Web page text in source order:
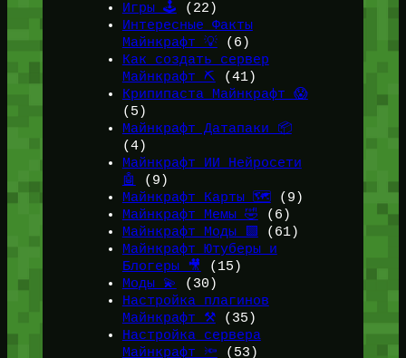
Игры 🕹️ (22)
Интересные Факты
Майнкрафт 💡(6)
Как создать сервер
Майнкрафт ⛏️ (41)
Крипипаста Майнкрафт 😱
(5)
Майнкрафт Датапаки 📦
(4)
Майнкрафт ИИ Нейросети
🤖
(9)
Майнкрафт Карты 🗺️ (9)
Майнкрафт Мемы 🤣 (6)
Майнкрафт Моды 🟩
(61)
Майнкрафт Ютуберы и
Блогеры 🎥
(15)
Моды 💫
(30)
Настройка плагинов
Майнкрафт ⚒️(35)
Настройка сервера
Майнкрафт 🔦 (53)